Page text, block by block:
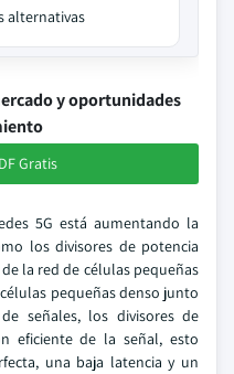
alternativas
y oportunidades
Gratis
5G está aumentando la
los divisores de potencia
la red de células pequeñas
pequeñas denso junto
señales, los divisores de
eficiente de la señal, esto
una baja latencia y un